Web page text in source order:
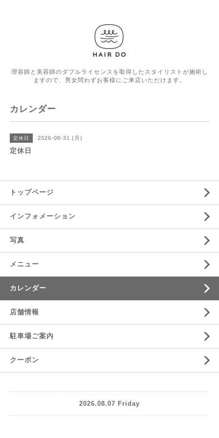
理容師と美容師のダブルライセンスを取得したスタイリストが施術し
ますので、男女問わずお客様にご来店いただけます。
カレンダー
定休日 2026-08-31 (月)
定休日
トップページ
インフォメーション
写真
メニュー
カレンダー
店舗情報
駐車場ご案内
クーポン
2026.08.07 Friday